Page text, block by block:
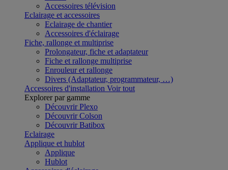
Accessoires télévision
Eclairage et accessoires
Eclairage de chantier
Accessoires d'éclairage
Fiche, rallonge et multiprise
Prolongateur, fiche et adaptateur
Fiche et rallonge multiprise
Enrouleur et rallonge
Divers (Adaptateur, programmateur, …)
Accessoires d'installation Voir tout
Explorer par gamme
Découvrir Plexo
Découvrir Colson
Découvrir Batibox
Eclairage
Applique et hublot
Applique
Hublot